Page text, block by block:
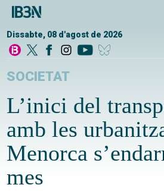
Dissabte, 08 d'agost de 2026
SOCIETAT
L’inici del
amb les
Menorca
mes